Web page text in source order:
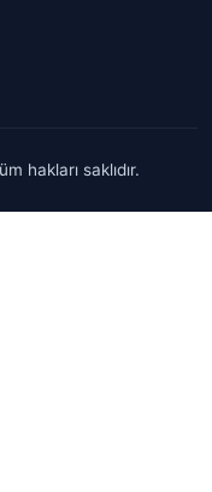
hakları saklıdır.